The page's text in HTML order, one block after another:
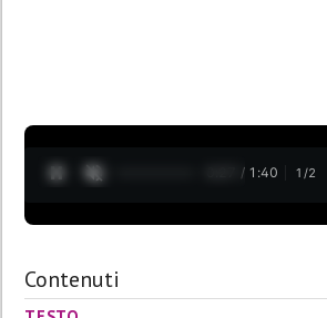
0:28 / 1:40 1 /2
Contenuti